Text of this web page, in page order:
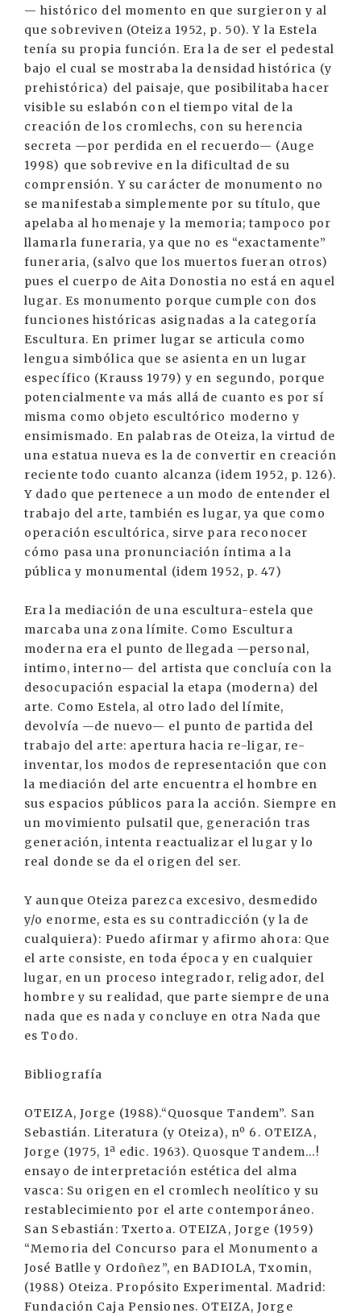
— histórico del momento en que surgieron y al
que sobreviven (Oteiza 1952, p. 50). Y la Estela
tenía su propia función. Era la de ser el pedestal
bajo el cual se mostraba la densidad histórica (y
prehistórica) del paisaje, que posibilitaba hacer
visible su eslabón con el tiempo vital de la
creación de los cromlechs, con su herencia
secreta —por perdida en el recuerdo— (Auge
1998) que sobrevive en la dificultad de su
comprensión. Y su carácter de monumento no
se manifestaba simplemente por su título, que
apelaba al homenaje y la memoria; tampoco por
llamarla funeraria, ya que no es “exactamente”
funeraria, (salvo que los muertos fueran otros)
pues el cuerpo de Aita Donostia no está en aquel
lugar. Es monumento porque cumple con dos
funciones históricas asignadas a la categoría
Escultura. En primer lugar se articula como
lengua simbólica que se asienta en un lugar
específico (Krauss 1979) y en segundo, porque
potencialmente va más allá de cuanto es por sí
misma como objeto escultórico moderno y
ensimismado. En palabras de Oteiza, la virtud de
una estatua nueva es la de convertir en creación
reciente todo cuanto alcanza (idem 1952, p. 126).
Y dado que pertenece a un modo de entender el
trabajo del arte, también es lugar, ya que como
operación escultórica, sirve para reconocer
cómo pasa una pronunciación íntima a la
pública y monumental (idem 1952, p. 47)
Era la mediación de una escultura-estela que
marcaba una zona límite. Como Escultura
moderna era el punto de llegada —personal,
intimo, interno— del artista que concluía con la
desocupación espacial la etapa (moderna) del
arte. Como Estela, al otro lado del límite,
devolvía —de nuevo— el punto de partida del
trabajo del arte: apertura hacia re-ligar, re-
inventar, los modos de representación que con
la mediación del arte encuentra el hombre en
sus espacios públicos para la acción. Siempre en
un movimiento pulsatil que, generación tras
generación, intenta reactualizar el lugar y lo
real donde se da el origen del ser.
Y aunque Oteiza parezca excesivo, desmedido
y/o enorme, esta es su contradicción (y la de
cualquiera): Puedo afirmar y afirmo ahora: Que
el arte consiste, en toda época y en cualquier
lugar, en un proceso integrador, religador, del
hombre y su realidad, que parte siempre de una
nada que es nada y concluye en otra Nada que
es Todo.
Bibliografía
OTEIZA, Jorge (1988).“Quosque Tandem”. San
Sebastián. Literatura (y Oteiza), nº 6. OTEIZA,
Jorge (1975, 1ª edic. 1963). Quosque Tandem...!
ensayo de interpretación estética del alma
vasca: Su origen en el cromlech neolítico y su
restablecimiento por el arte contemporáneo.
San Sebastián: Txertoa. OTEIZA, Jorge (1959)
“Memoria del Concurso para el Monumento a
José Batlle y Ordoñez”, en BADIOLA, Txomin,
(1988) Oteiza. Propósito Experimental. Madrid:
Fundación Caja Pensiones. OTEIZA, Jorge